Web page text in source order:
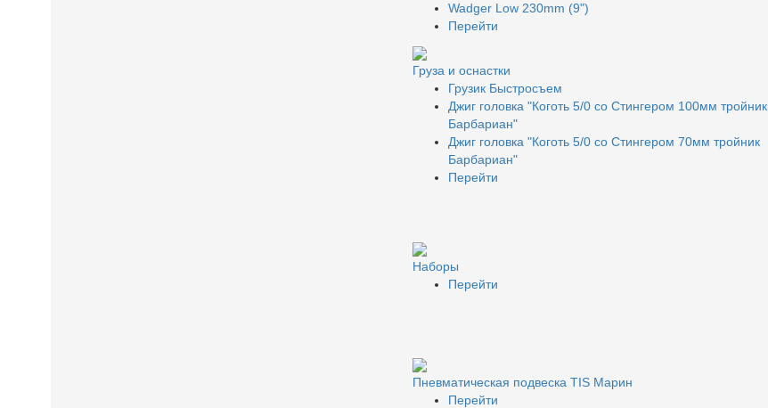
Wadger Low 230mm (9")
Перейти
Груза и оснастки
Грузик Быстросъем
Джиг головка "Коготь 5/0 со Стингером 100мм тройник
Барбариан"
Джиг головка "Коготь 5/0 со Стингером 70мм тройник
Барбариан"
Перейти
Наборы
Перейти
Пневматическая подвеска TIS Марин
Перейти